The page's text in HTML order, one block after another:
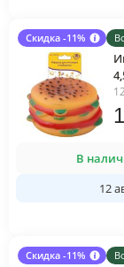
Скидка -11%
В
12
Скидка -11%